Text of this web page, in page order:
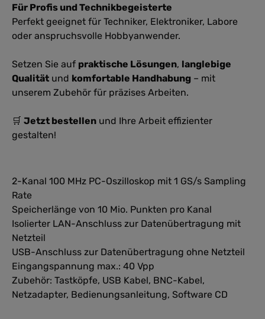
Für Profis und Technikbegeisterte
Perfekt geeignet für Techniker, Elektroniker, Labore
oder anspruchsvolle Hobbyanwender.
Setzen Sie auf praktische Lösungen, langlebige
Qualität und komfortable Handhabung – mit
unserem Zubehör für präzises Arbeiten.
🛒 Jetzt bestellen und Ihre Arbeit effizienter
gestalten!
2-Kanal 100 MHz PC-Oszilloskop mit 1 GS/s Sampling
Rate
Speicherlänge von 10 Mio. Punkten pro Kanal
Isolierter LAN-Anschluss zur Datenübertragung mit
Netzteil
USB-Anschluss zur Datenübertragung ohne Netzteil
Eingangspannung max.: 40 Vpp
Zubehör: Tastköpfe, USB Kabel, BNC-Kabel,
Netzadapter, Bedienungsanleitung, Software CD